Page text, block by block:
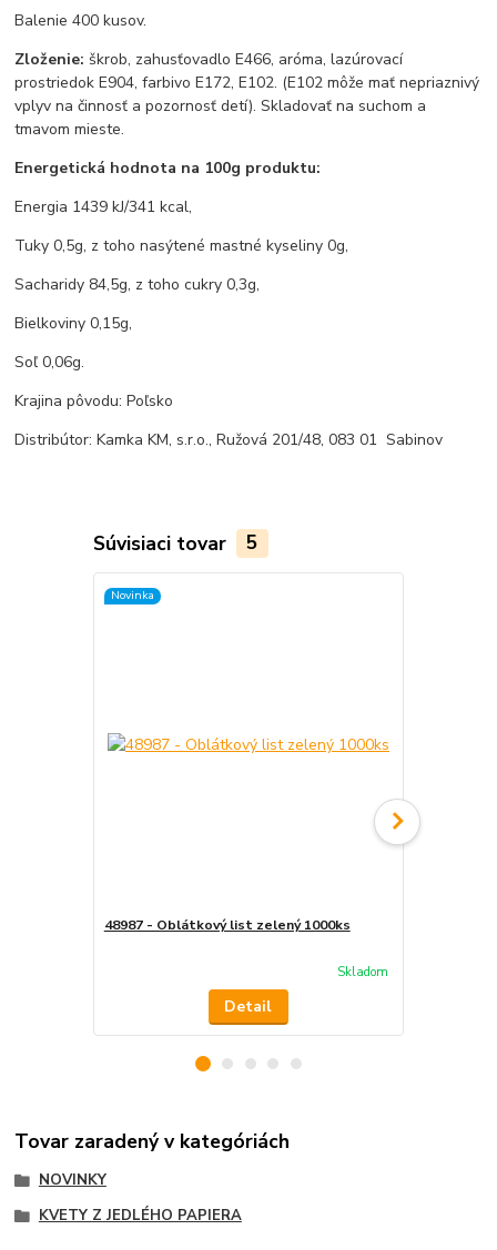
Balenie 400 kusov.
Zloženie: škrob, zahusťovadlo E466, aróma, lazúrovací
prostriedok E904, farbivo E172, E102. (E102 môže mať nepriaznivý
vplyv na činnosť a pozornosť detí). Skladovať na suchom a
tmavom mieste.
Energetická hodnota na 100g produktu:
Energia 1439 kJ/341 kcal,
Tuky 0,5g, z toho nasýtené mastné kyseliny 0g,
Sacharidy 84,5g, z toho cukry 0,3g,
Bielkoviny 0,15g,
Soľ 0,06g.
Krajina pôvodu: Poľsko
Distribútor: Kamka KM, s.r.o., Ružová 201/48, 083 01 Sabinov
Súvisiaci tovar 5
Novinka
48987 - Oblátkový list zelený 1000ks
Skladom
Detail
Tovar zaradený v kategóriách
NOVINKY
KVETY Z JEDLÉHO PAPIERA